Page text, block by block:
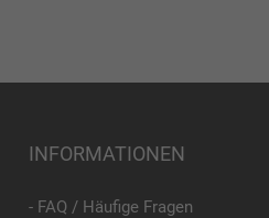
INFORMATIONEN
- FAQ / Häufige Fragen